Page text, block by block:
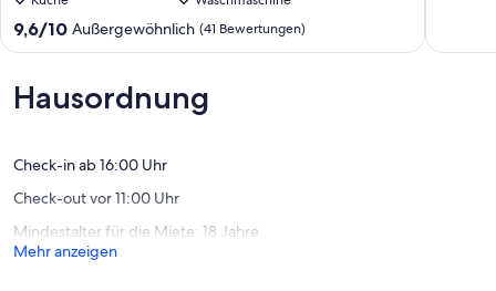
+Kamin.
Berkatal
9.6
von
Außergewöhnlich,
(41
9,6/10 Außergewöhnlich (41 Bewertungen)
Hausordnung
Check-in ab 16:00 Uhr
Check-out vor 11:00 Uhr
Mindestalter für die Miete: 18 Jahre
Mehr anzeigen